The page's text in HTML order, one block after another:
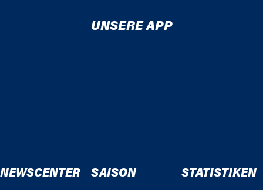
UNSERE APP
NEWSCENTER SAISON STATISTIKEN